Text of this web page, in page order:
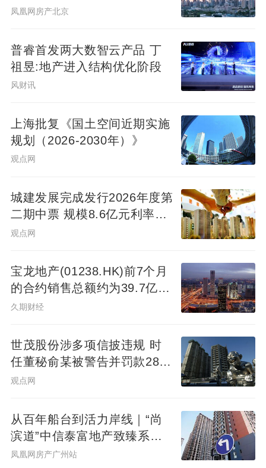
下调为一年
凤凰网房产北京
普睿首发两大数智云产品 丁
祖昱:地产进入结构优化阶段
风财讯
上海批复《国土空间近期实施
规划（2026-2030年）》
观点网
城建发展完成发行2026年度第
二期中票 规模8.6亿元利率
2.14%
观点网
宝龙地产(01238.HK)前7个月
的合约销售总额约为39.7亿元
同比减少7.78%
久期财经
世茂股份涉多项信披违规 时
任董秘俞某被警告并罚款280
万元
观点网
从百年船台到活力岸线｜“尚
滨道”中信泰富地产致臻系首
秀广州&广州滨江天地商业愿
凤凰网房产广州站